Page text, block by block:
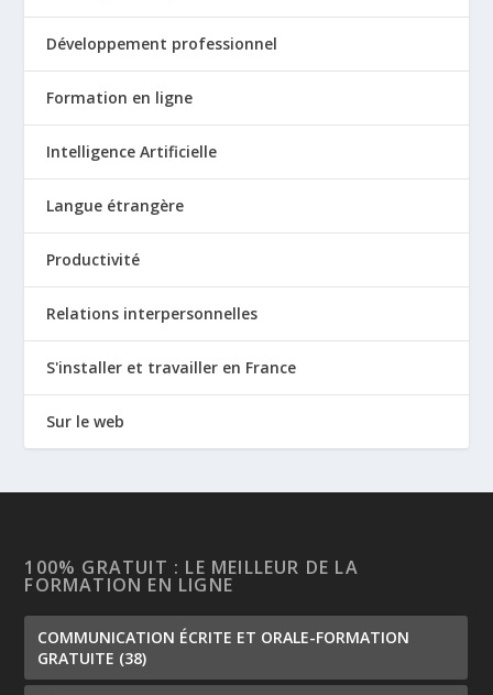
Développement professionnel
Formation en ligne
Intelligence Artificielle
Langue étrangère
Productivité
Relations interpersonnelles
S'installer et travailler en France
Sur le web
100% GRATUIT : LE MEILLEUR DE LA
FORMATION EN LIGNE
COMMUNICATION ÉCRITE ET ORALE-FORMATION
GRATUITE (38)